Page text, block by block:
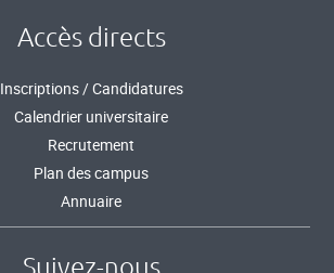
Accès directs
Inscriptions / Candidatures
Calendrier universitaire
Recrutement
Plan des campus
Annuaire
Suivez-nous